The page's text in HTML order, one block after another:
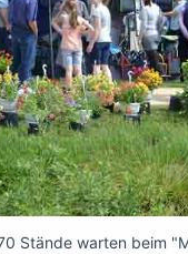
Stände warten beim